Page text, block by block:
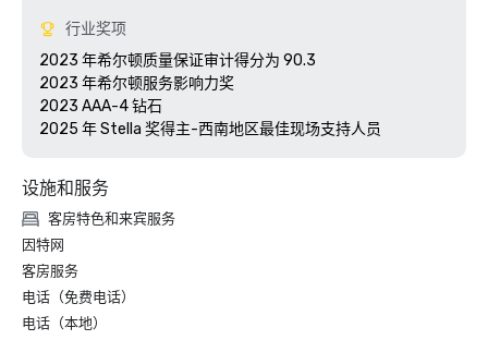
行业奖项
2023 年希尔顿质量保证审计得分为 90.3
2023 年希尔顿服务影响力奖
2023 AAA-4 钻石
设施和服务
客房特色和来宾服务
因特网
客房服务
电话（免费电话）
电话（本地）